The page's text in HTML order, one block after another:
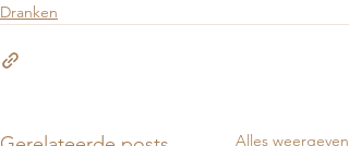
Dranken
Alles weergeven